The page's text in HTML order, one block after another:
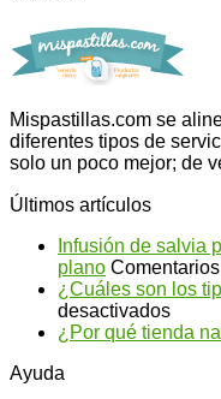
Mispastillas.com se
diferentes tipos de
solo un poco mejor; de
Últimos artículos
Infusión de salvia
plano
¿Cuáles son los
desactivadosen
¿Por qué tienda
Ayuda